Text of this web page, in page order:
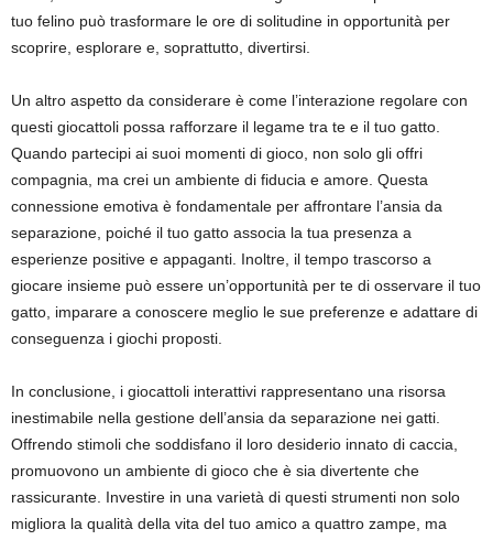
tuo felino può trasformare le ore di solitudine in opportunità per
scoprire, esplorare e, soprattutto, divertirsi.
Un altro aspetto da considerare è come l’interazione regolare con
questi giocattoli possa rafforzare il legame tra te e il tuo gatto.
Quando partecipi ai suoi momenti di gioco, non solo gli offri
compagnia, ma crei un ambiente di fiducia e amore. Questa
connessione emotiva è fondamentale per affrontare l’ansia da
separazione, poiché il tuo gatto associa la tua presenza a
esperienze positive e appaganti. Inoltre, il tempo trascorso a
giocare insieme può essere un’opportunità per te di osservare il tuo
gatto, imparare a conoscere meglio le sue preferenze e adattare di
conseguenza i giochi proposti.
In conclusione, i giocattoli interattivi rappresentano una risorsa
inestimabile nella gestione dell’ansia da separazione nei gatti.
Offrendo stimoli che soddisfano il loro desiderio innato di caccia,
promuovono un ambiente di gioco che è sia divertente che
rassicurante. Investire in una varietà di questi strumenti non solo
migliora la qualità della vita del tuo amico a quattro zampe, ma